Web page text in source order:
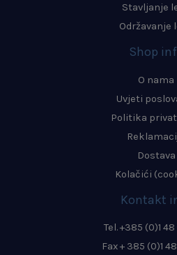
Stavljanje
Održavanje
Shop
O nama
Uvjeti
Politika
Dostava
Kolačići
Kontakt
Tel. +385 (0)1
Fax + 385 (0)1